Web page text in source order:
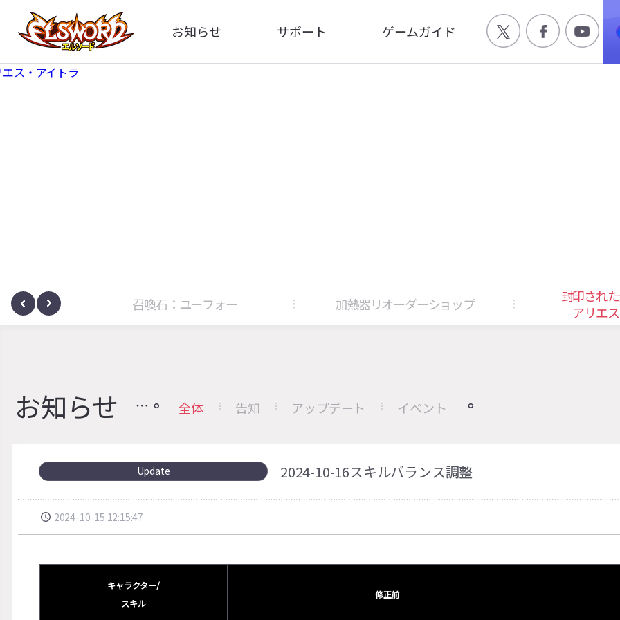
お知らせ
全体
サポート
FAQ
ゲームガイド
ゲーム特徴
サノヴァ 召喚石：ユーフォー 加熱器リオーダーショップ
封印され
アリエ
お知らせ 全体 告知 アップデート イベント
Update 2024-10-16スキルバランス調整
2024-10-15 12:15:47
キャラクター/
スキル
修正前